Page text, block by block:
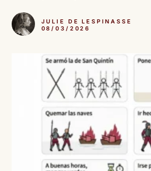
JULIE DE LESPINASSE
08/03/2026